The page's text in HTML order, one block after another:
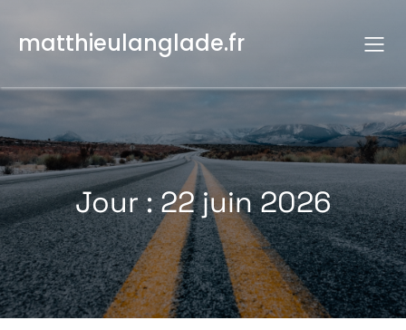
contenu
matthieulanglade.fr
Jour :22 juin 2026